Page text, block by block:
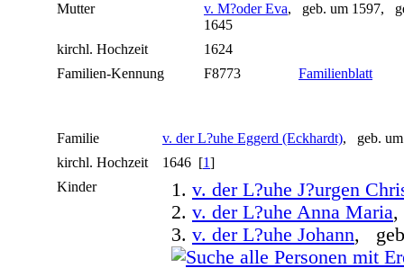
Mutter
v. M?oder Eva, geb. um 1597,
1645
kirchl. Hochzeit
1624
Familien-Kennung
F8773 Familienblatt
Familie v. der L?uhe Eggerd (Eckhardt), geb.
kirchl. Hochzeit
1646 [1]
Kinder
1. v. der L?uhe J?urgen
2. v. der L?uhe Anna Maria,
3. v. der L?uhe Johann,